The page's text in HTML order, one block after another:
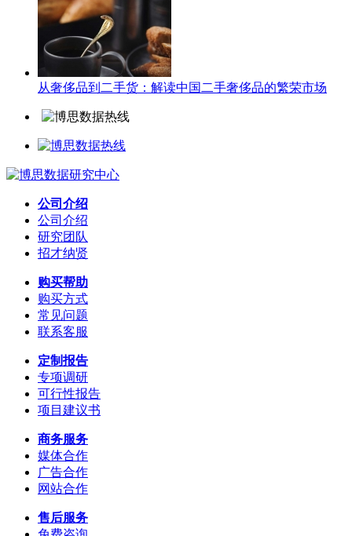
从奢侈品到二手货：解读中国二手奢侈品的繁荣市场
公司介绍
公司介绍
研究团队
招才纳贤
购买帮助
购买方式
常见问题
联系客服
定制报告
专项调研
可行性报告
项目建议书
商务服务
媒体合作
广告合作
网站合作
售后服务